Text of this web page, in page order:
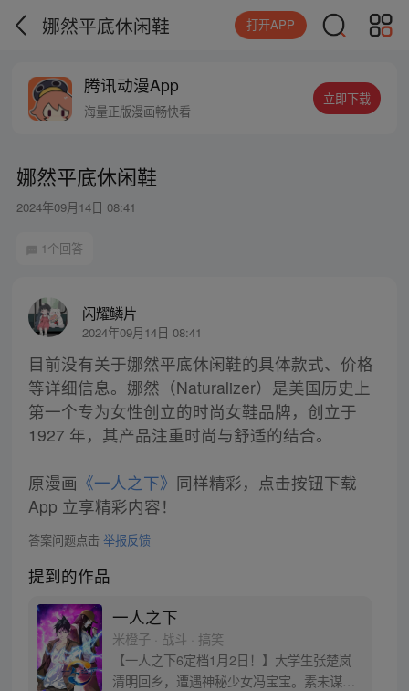
娜然平底休闲鞋 打开APP
腾讯动漫App
海量正版漫画畅快看
立即下载
娜然平底休闲鞋
2024年09月14日 08:41
1个回答
闪耀鳞片
2024年09月14日 08:41
目前没有关于娜然平底休闲鞋的具体款式、价格
等详细信息。娜然（Naturalizer）是美国历史上
第一个专为女性创立的时尚女鞋品牌，创立于
1927 年，其产品注重时尚与舒适的结合。
原漫画 《一人之下》 同样精彩，点击按钮下载
App 立享精彩内容！
答案问题点击 举报反馈
提到的作品
一人之下
米橙子 · 战斗 · 搞笑
【一人之下6定档1月2日！】大学生张楚岚
清明回乡，遭遇神秘少女冯宝宝。素未谋面